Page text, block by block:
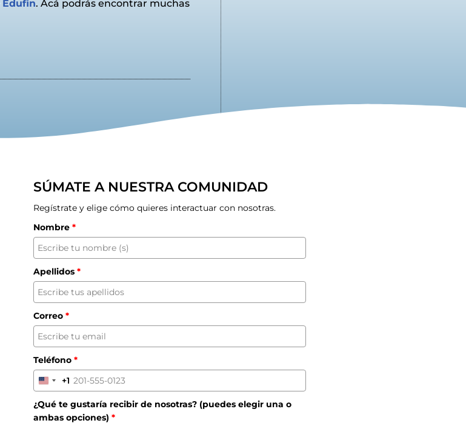
Edufin. Acá podrás encontrar muchas
SÚMATE A NUESTRA COMUNIDAD
Regístrate y elige cómo quieres interactuar con nosotras.
Nombre *
Apellidos *
Correo *
Teléfono *
United
+1
+1
¿Qué te gustaría recibir de nosotras? (puedes elegir una o
ambas opciones) *